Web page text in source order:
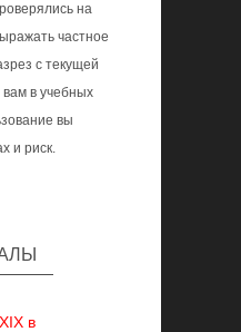
на
частное
с текущей
в учебных
вы
и риск.
в